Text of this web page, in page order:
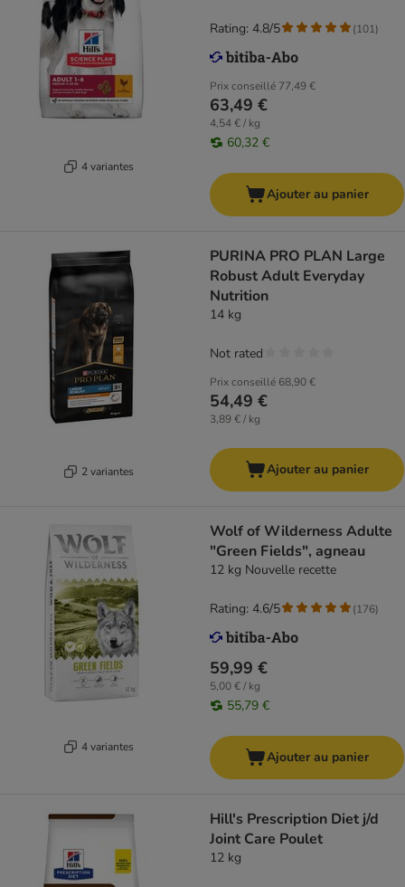
4 variantes
Prix conseillé 77,49 €
63,49 €
4,54 € / kg
60,32 €
Rating: 4.8/5 (101)
Ajouter au panier
2 variantes
PURINA PRO PLAN Large
Robust Adult Everyday
Nutrition
14 kg
Prix conseillé 68,90 €
54,49 €
3,89 € / kg
Not rated
Ajouter au panier
4 variantes
Wolf of Wilderness Adulte
"Green Fields", agneau
12 kg Nouvelle recette
59,99 €
5,00 € / kg
55,79 €
Rating: 4.6/5 (176)
Ajouter au panier
Hill's Prescription Diet j/d
Joint Care Poulet
12 kg